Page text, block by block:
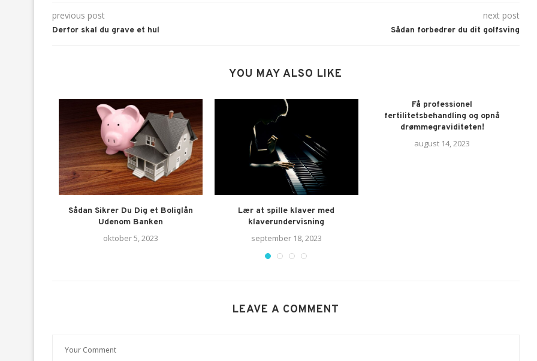
previous post
Derfor skal du grave et hul
next post
Sådan forbedrer du dit golfsving
YOU MAY ALSO LIKE
Sådan Sikrer Du Dig et Boliglån
Udenom Banken
oktober 5, 2023
Lær at spille klaver med
klaverundervisning
september 18, 2023
Få professionel
fertilitetsbehandling og opnå
drømmegraviditeten!
august 14, 2023
LEAVE A COMMENT